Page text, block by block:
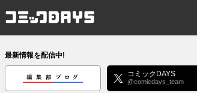
コミックDAYS
最新情報を配信中!
編集部ブログ コミックDAYS
@comicdays_team